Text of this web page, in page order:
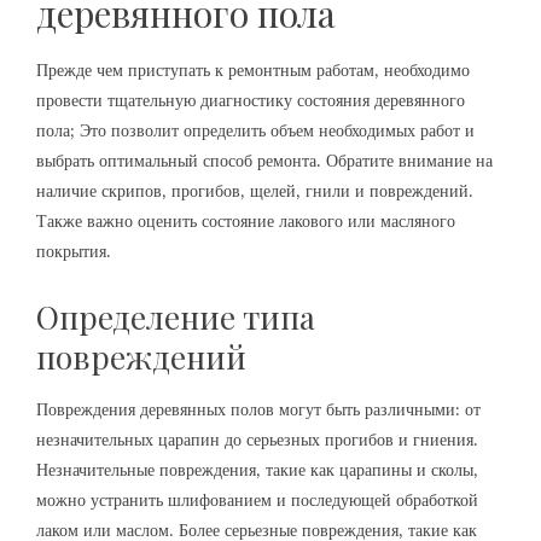
деревянного пола
Прежде чем приступать к ремонтным работам‚ необходимо
провести тщательную диагностику состояния деревянного
пола; Это позволит определить объем необходимых работ и
выбрать оптимальный способ ремонта. Обратите внимание на
наличие скрипов‚ прогибов‚ щелей‚ гнили и повреждений.
Также важно оценить состояние лакового или масляного
покрытия.
Определение типа
повреждений
Повреждения деревянных полов могут быть различными: от
незначительных царапин до серьезных прогибов и гниения.
Незначительные повреждения‚ такие как царапины и сколы‚
можно устранить шлифованием и последующей обработкой
лаком или маслом. Более серьезные повреждения‚ такие как